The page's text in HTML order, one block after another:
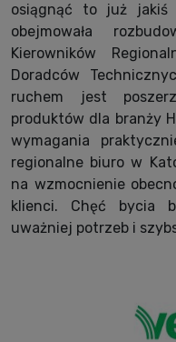
osiągnąć to już jakiś
obejmowała
Kierowników
Doradców
ruchem jest
produktów dla branży
wymagania
regionalne biuro w
na wzmocnienie
klienci. Chęć bycia
uważniej potrzeb i